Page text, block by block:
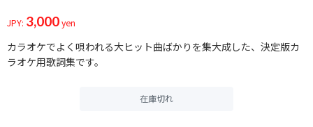
JPY: 3,000yen
カラオケでよく唄われる大ヒット曲ばかりを集大成した、決定版カ
ラオケ用歌詞集です。
在庫切れ